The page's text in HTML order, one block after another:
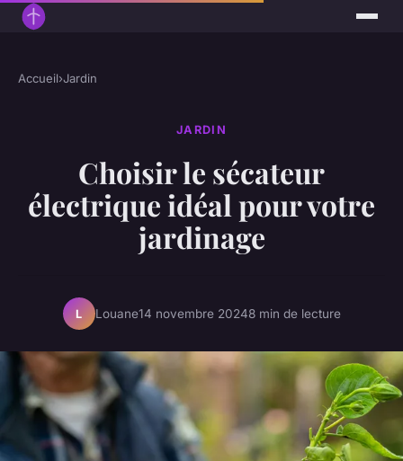
Accueil›Jardin
JARDIN
Choisir le sécateur
électrique idéal pour votre
jardinage
L Louane14 novembre 20248 min de lecture